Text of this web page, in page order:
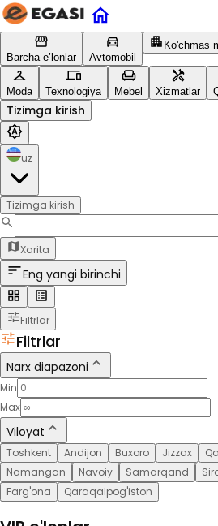
Barcha e’lonlar Avtomobil
Ko'chmas
Moda Texnologiya Mebel Xizmatlar
Tizimga kirish
uz
Tizimga kirish
Xarita
Eng yangi birinchi
Filtrlar
Filtrlar
Narx diapazoni
Min
Max
Viloyat
Toshkent Andijon Buxoro Jizzax
Namangan
Navoiy Samarqand
Farg'ona
Qaraqalpog'iston